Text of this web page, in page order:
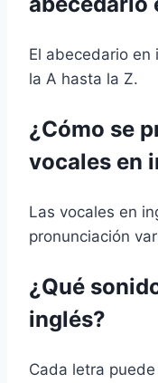
El abecedario
la A hasta la Z.
¿Cómo se
vocales en
Las vocales en
pronunciación
¿Qué
inglés?
Cada letra